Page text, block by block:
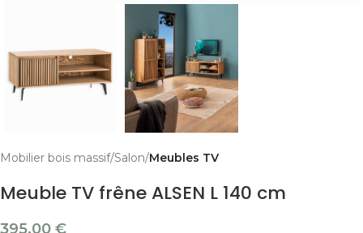
Mobilier bois massif Salon Meubles TV
Meuble TV frêne ALSEN L 140 cm
395.00 €